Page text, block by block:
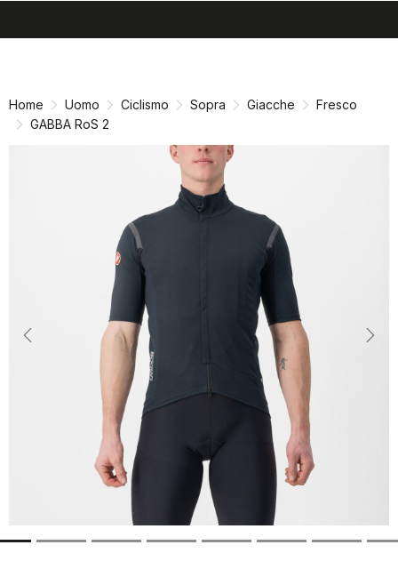
Home Uomo Ciclismo Sopra Giacche
Fresco
GABBA RoS 2
Previous